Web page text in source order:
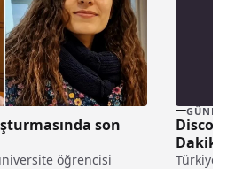
son
öğrencisi